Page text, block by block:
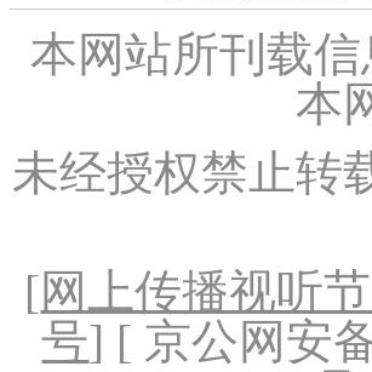
本网站所刊载
本
未经授权禁止转
[网上传播视听
号] [ 京公网安